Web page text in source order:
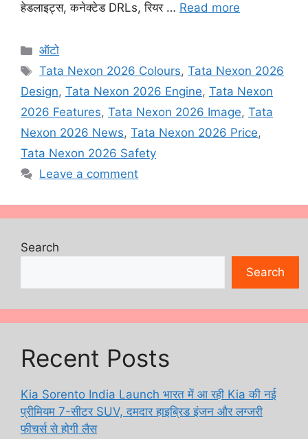
हेडलाइट्स, कनेक्टेड DRLs, रियर … Read more
Categories
ऑटो
Tags
Tata Nexon 2026 Colours,Tata Nexon 2026
Design, Tata Nexon 2026 Engine, Tata Nexon
2026 Features, Tata Nexon 2026 Image, Tata
Nexon 2026 News, Tata Nexon 2026 Price,
Tata Nexon 2026 Safety
Leave a comment
Search
Search
Recent Posts
Kia Sorento India Launch भारत में आ रही Kia की नई
प्रीमियम 7-सीटर SUV, दमदार हाइब्रिड इंजन और लग्जरी
फीचर्स से होगी लैस